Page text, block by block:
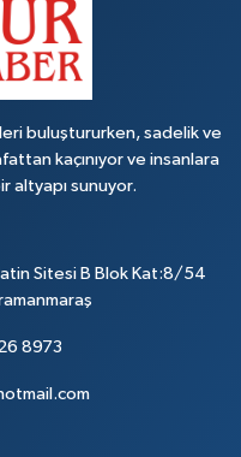
buluştururken, sadelik ve
kaçınıyor ve insanlara
altyapı sunuyor.
Sitesi B Blok Kat:8/54
8973